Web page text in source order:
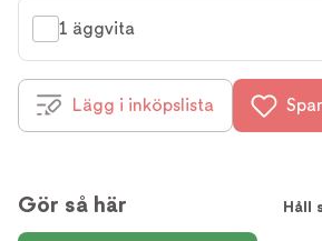
1 äggvita
Lägg i inköpslista
Gör så här Håll